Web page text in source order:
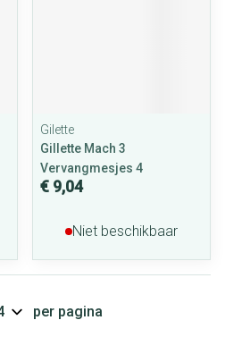
Gilette
Gillette Mach 3
Vervangmesjes 4
€ 9,04
Niet beschikbaar
per pagina